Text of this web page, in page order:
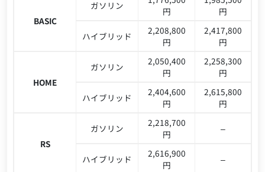
BASIC
ガソリン
円
円
ハイブリッド
2,208,800
円
2,417,800
円
HOME
ガソリン
2,050,400
円
2,258,300
円
ハイブリッド
2,404,600
円
2,615,800
円
RS
ガソリン
2,218,700
円
–
ハイブリッド
2,616,900
円
–